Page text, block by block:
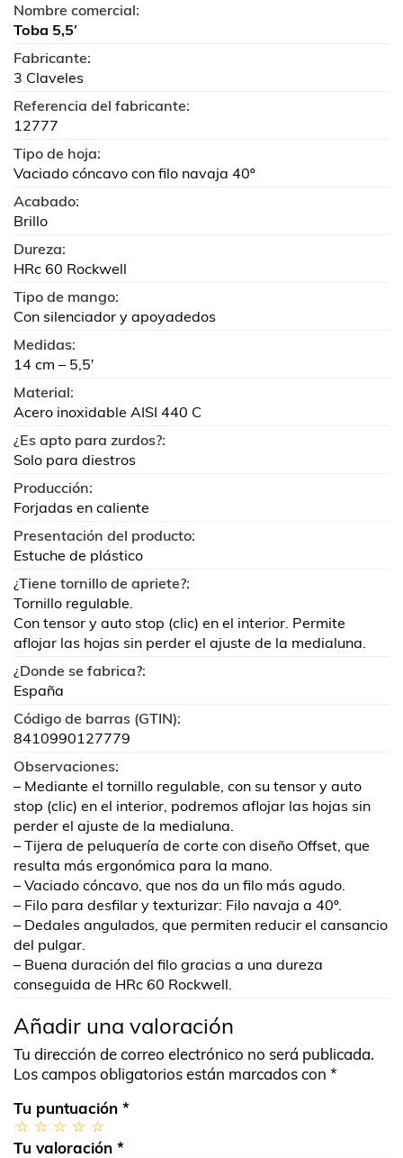
Nombre comercial:
Toba 5,5′
Fabricante:
3 Claveles
Referencia del fabricante:
12777
Tipo de hoja:
Vaciado cóncavo con filo navaja 40º
Acabado:
Brillo
Dureza:
HRc 60 Rockwell
Tipo de mango:
Con silenciador y apoyadedos
Medidas:
14 cm – 5,5′
Material:
Acero inoxidable AISI 440 C
¿Es apto para zurdos?:
Solo para diestros
Producción:
Forjadas en caliente
Presentación del producto:
Estuche de plástico
¿Tiene tornillo de apriete?:
Tornillo regulable.
Con tensor y auto stop (clic) en el interior. Permite
aflojar las hojas sin perder el ajuste de la medialuna.
¿Donde se fabrica?:
España
Código de barras (GTIN):
8410990127779
Observaciones:
– Mediante el tornillo regulable, con su tensor y auto
stop (clic) en el interior, podremos aflojar las hojas sin
perder el ajuste de la medialuna.
– Tijera de peluquería de corte con diseño Offset, que
resulta más ergonómica para la mano.
– Vaciado cóncavo, que nos da un filo más agudo.
– Filo para desfilar y texturizar: Filo navaja a 40º.
– Dedales angulados, que permiten reducir el cansancio
del pulgar.
– Buena duración del filo gracias a una dureza
conseguida de HRc 60 Rockwell.
Añadir una valoración
Tu dirección de correo electrónico no será publicada.
Los campos obligatorios están marcados con *
Tu puntuación *
Tu valoración *